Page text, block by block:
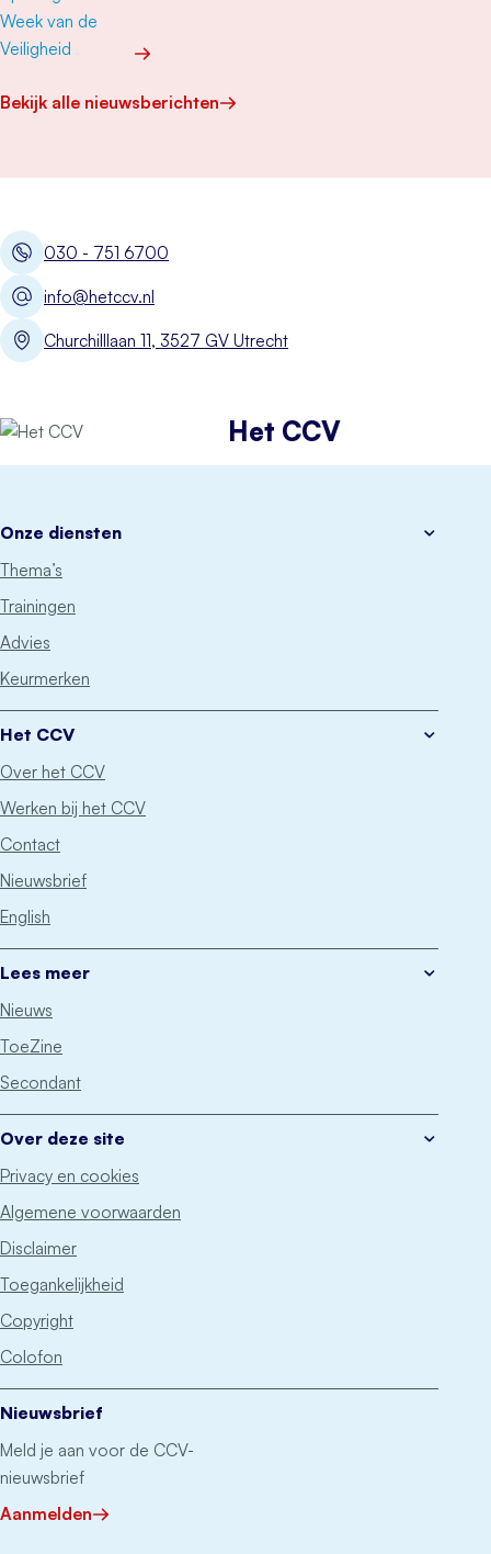
Bekijk alle nieuwsberichten
030 - 751 6700
info@hetccv.nl
Churchilllaan 11, 3527 GV Utrecht
Het CCV
Onze diensten
Thema’s
Trainingen
Advies
Keurmerken
Het CCV
Over het CCV
Werken bij het CCV
Contact
Nieuwsbrief
English
Lees meer
Nieuws
ToeZine
Secondant
Over deze site
Privacy en cookies
Algemene voorwaarden
Disclaimer
Toegankelijkheid
Copyright
Colofon
Nieuwsbrief
Meld je aan voor de CCV-
nieuwsbrief
Aanmelden